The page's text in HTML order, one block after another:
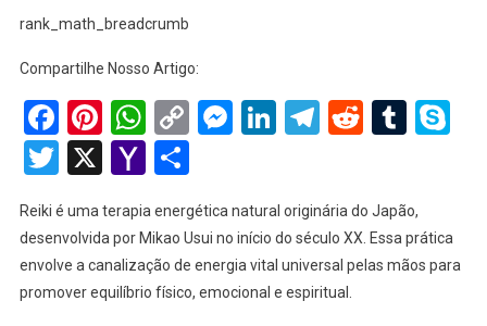
rank_math_breadcrumb
Compartilhe Nosso Artigo:
Facebook
Pinterest
WhatsApp
Copy
Link
Messenger
LinkedIn
Telegram
Reddit
Twitter
X YahooShare
Reiki é uma terapia energética natural originária do Japão,
desenvolvida por Mikao Usui no início do século XX. Essa prática
envolve a canalização de energia vital universal pelas mãos para
promover equilíbrio físico, emocional e espiritual.